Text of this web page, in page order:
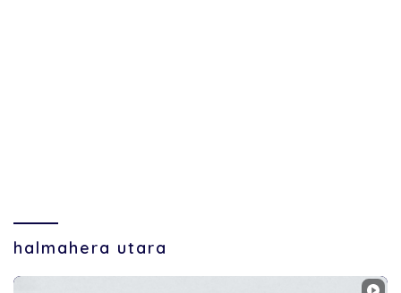
halmahera utara